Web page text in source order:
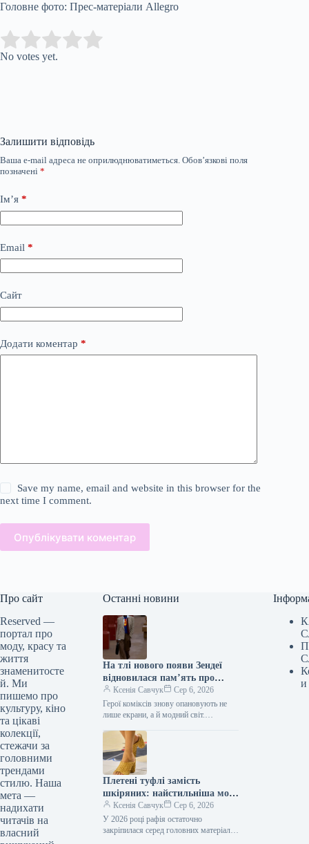
Головне фото: Прес-матеріали Allegro
Rate this item:
No votes yet.
Залишити відповідь
Ваша e-mail адреса не оприлюднюватиметься. Обов’язкові поля
позначені *
Ім’я *
Email *
Сайт
Додати коментар *
Save my name, email and website in this browser for the
next time I comment.
Опублікувати коментар
Про сайт
Reserved —
портал про
моду, красу та
життя
знаменитосте
й. Ми
пишемо про
культуру, кіно
та цікаві
колекції,
стежачи за
головними
трендами
стилю. Наша
мета —
надихати
читачів на
власний
Останні новини
На тлі нового появи Зендеї
відновилася пам’ять про
тенденцію 2000-х: супергерої
знову актуальні.
Ксенія Савчук
Сер 6, 2026
Герої коміксів знову опановують не
лише екрани, а й модний світ.
павук: Немає шляху додому” Зендея
знову продемонструвала…
Плетені туфлі замість
шкіряних: найстильніша мода
серпня 2026
Ксенія Савчук
Сер 6, 2026
У 2026 році рафія остаточно
закріпилася серед головних матеріалів
и